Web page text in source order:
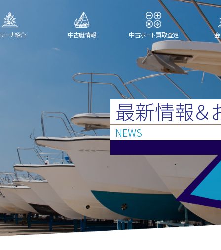
ーナ紹介 中古艇情報 中古ボート買取査定
最新情報＆
NEWS